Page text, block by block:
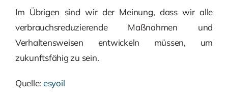
Im Übrigen sind wir der Meinung, dass wir alle
verbrauchsreduzierende Maßnahmen und
Verhaltensweisen entwickeln müssen, um
zukunftsfähig zu sein.
Quelle: esyoil